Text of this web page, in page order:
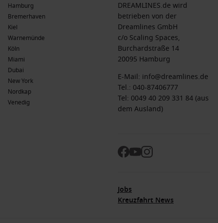
Hamburg
Bremerhaven
Kiel
Warnemünde
Köln
Miami
Dubai
New York
Nordkap
Venedig
DREAMLINES.de wird
betrieben von der
Dreamlines GmbH
c/o Scaling Spaces,
Burchardstraße 14
20095 Hamburg
E-Mail: info@dreamlines.de
Tel.: 040-87406777
Tel: 0049 40 209 331 84 (aus
dem Ausland)
Jobs
Kreuzfahrt News